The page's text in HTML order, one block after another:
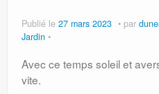
Publié le 27 mars 2023 par
Jardin
Avec ce temps soleil et
vite.